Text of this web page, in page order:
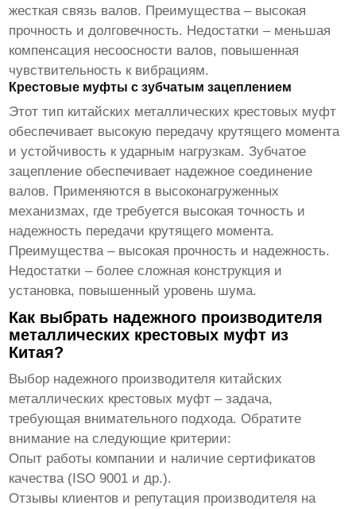
жесткая связь валов. Преимущества – высокая
прочность и долговечность. Недостатки – меньшая
компенсация несоосности валов, повышенная
чувствительность к вибрациям.
Крестовые муфты с зубчатым зацеплением
Этот тип китайских металлических крестовых муфт
обеспечивает высокую передачу крутящего момента
и устойчивость к ударным нагрузкам. Зубчатое
зацепление обеспечивает надежное соединение
валов. Применяются в высоконагруженных
механизмах, где требуется высокая точность и
надежность передачи крутящего момента.
Преимущества – высокая прочность и надежность.
Недостатки – более сложная конструкция и
установка, повышенный уровень шума.
Как выбрать надежного производителя
металлических крестовых муфт из
Китая?
Выбор надежного производителя китайских
металлических крестовых муфт – задача,
требующая внимательного подхода. Обратите
внимание на следующие критерии:
Опыт работы компании и наличие сертификатов
качества (ISO 9001 и др.).
Отзывы клиентов и репутация производителя на